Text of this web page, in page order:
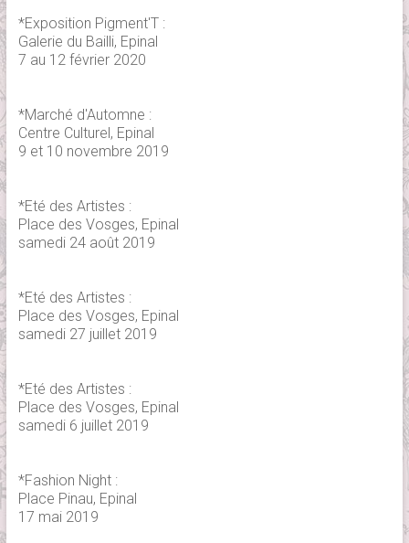
*Exposition Pigment'T :
Galerie du Bailli, Epinal
7 au 12 février 2020
*Marché d'Automne :
Centre Culturel, Epinal
9 et 10 novembre 2019
*Eté des Artistes :
Place des Vosges, Epinal
samedi 24 août 2019
*Eté des Artistes :
Place des Vosges, Epinal
samedi 27 juillet 2019
*Eté des Artistes :
Place des Vosges, Epinal
samedi 6 juillet 2019
*Fashion Night :
Place Pinau, Epinal
17 mai 2019